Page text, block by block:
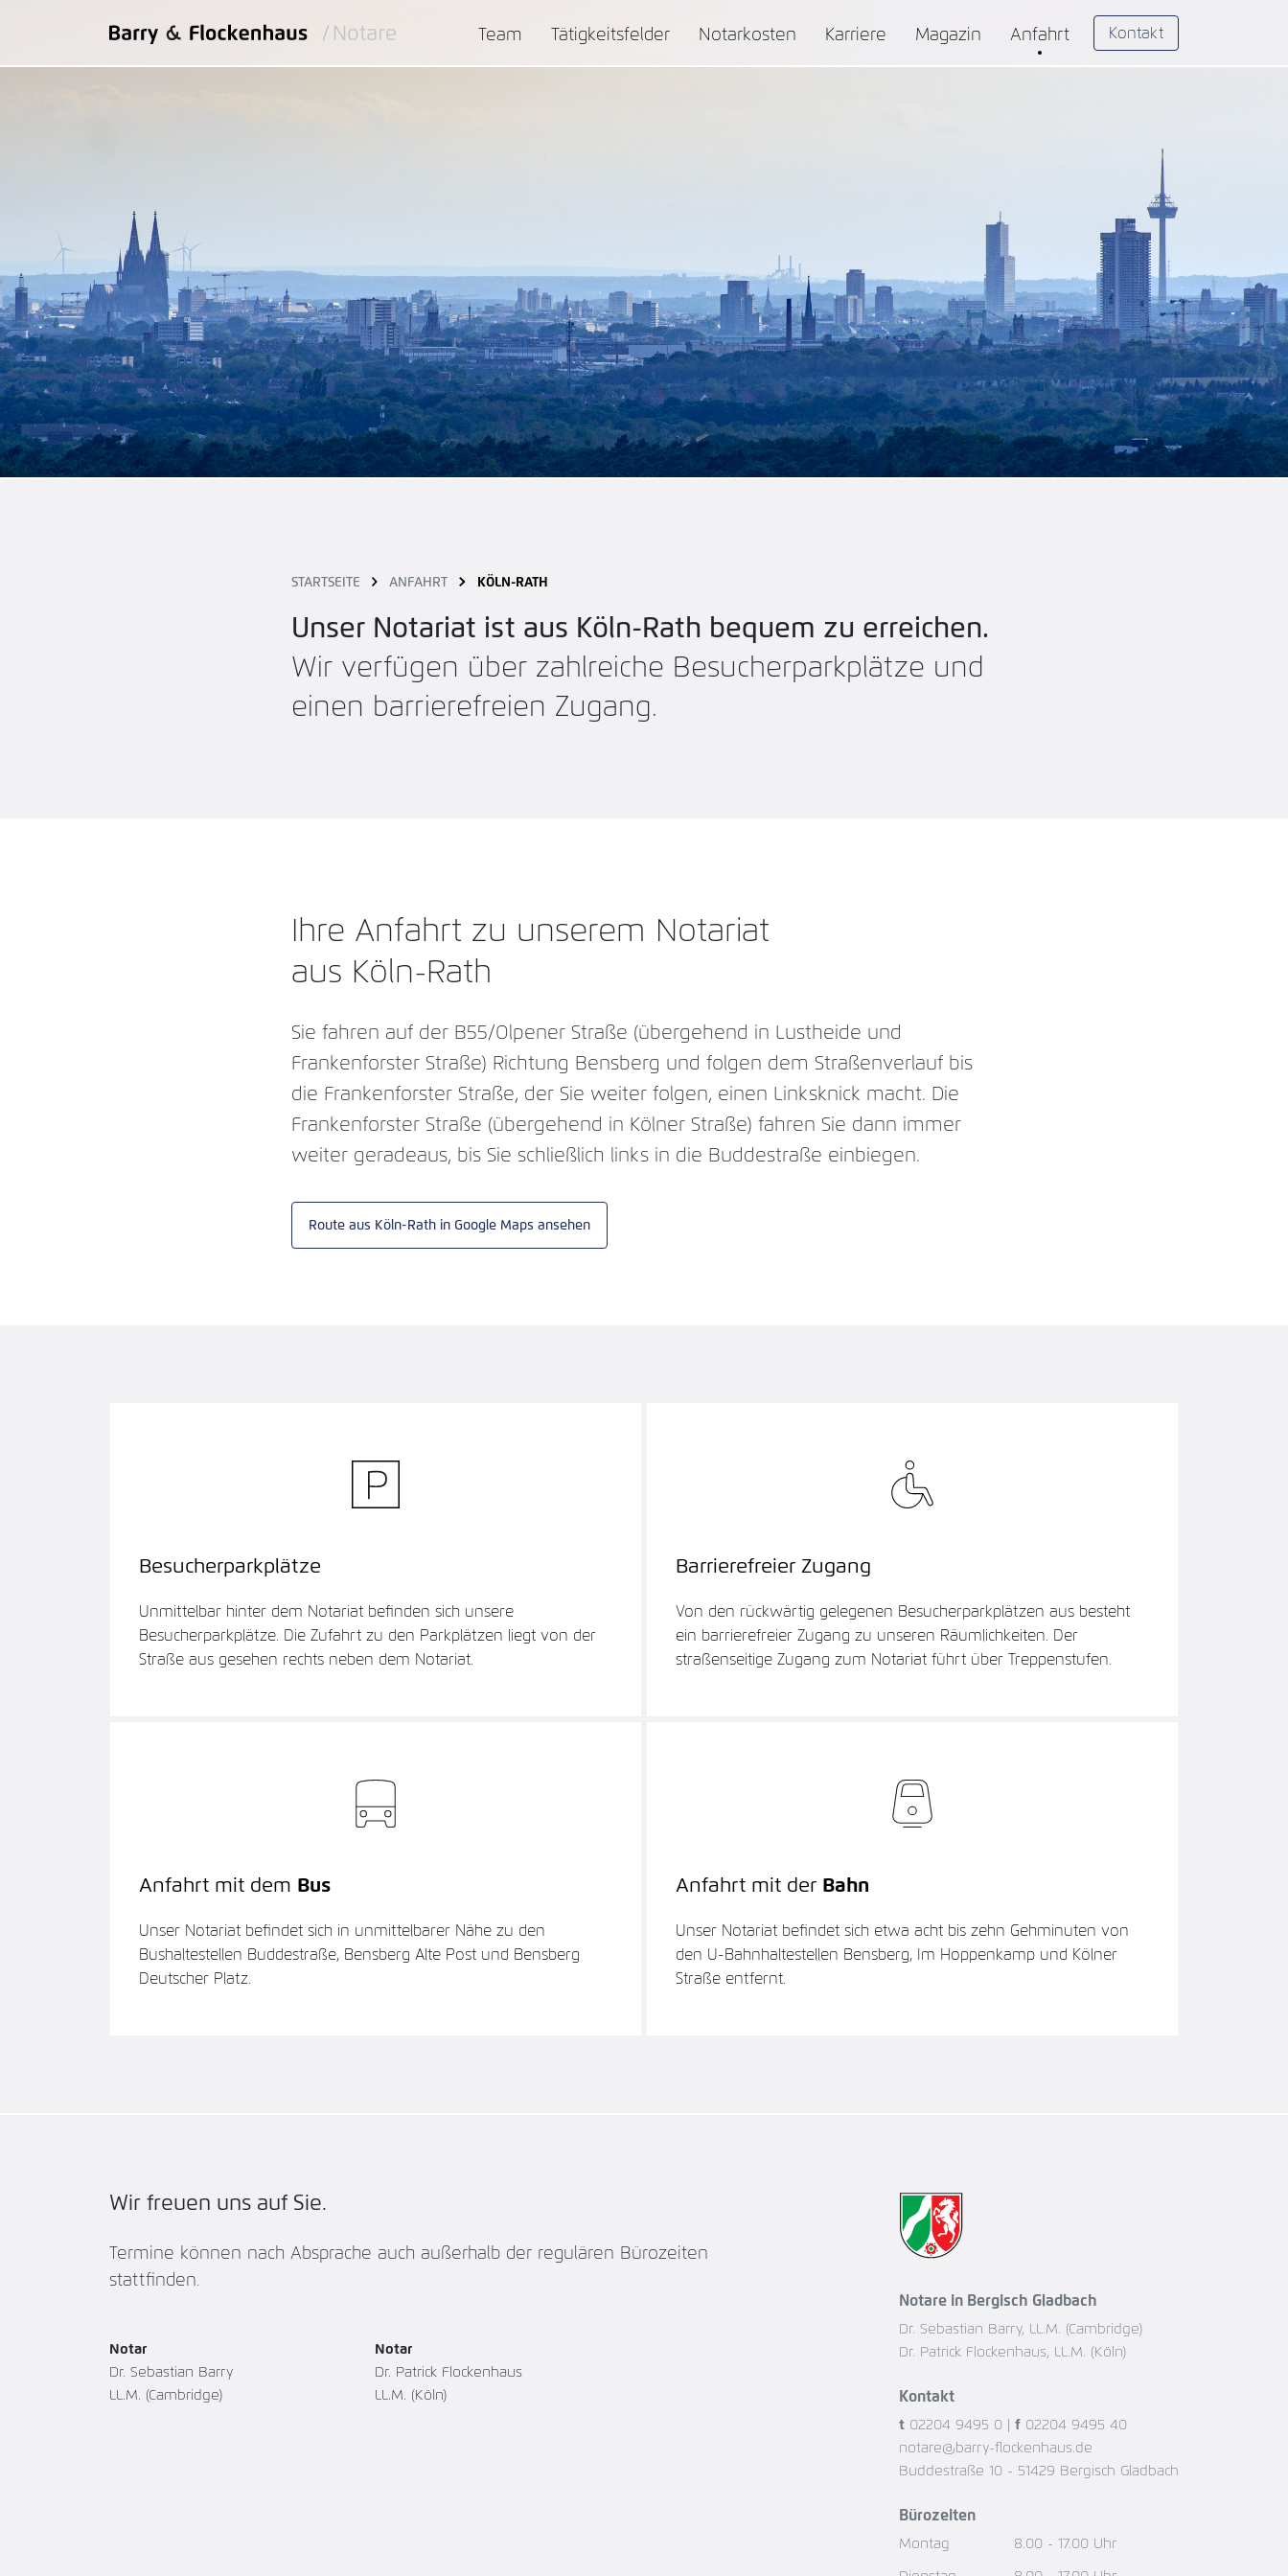
Team Tätigkeitsfelder Notarkosten Karriere Magazin Anfahrt Kontakt
STARTSEITE ANFAHRT KÖLN-RATH
Unser Notariat ist aus Köln-Rath bequem zu erreichen.
Wir verfügen über zahlreiche Besucherparkplätze und
einen barrierefreien Zugang.
Ihre Anfahrt zu unserem Notariat
aus Köln-Rath
Sie fahren auf der B55/Olpener Straße (übergehend in Lustheide und
Frankenforster Straße) Richtung Bensberg und folgen dem Straßenverlauf bis
die Frankenforster Straße, der Sie weiter folgen, einen Linksknick macht. Die
Frankenforster Straße (übergehend in Kölner Straße) fahren Sie dann immer
weiter geradeaus, bis Sie schließlich links in die Buddestraße einbiegen.
Route aus Köln-Rath in Google Maps ansehen
Besucherparkplätze
Unmittelbar hinter dem Notariat befinden sich unsere
Besucherparkplätze. Die Zufahrt zu den Parkplätzen liegt von der
Straße aus gesehen rechts neben dem Notariat.
Barrierefreier Zugang
Von den rückwärtig gelegenen Besucherparkplätzen aus besteht
ein barrierefreier Zugang zu unseren Räumlichkeiten. Der
straßenseitige Zugang zum Notariat führt über Treppenstufen.
Anfahrt mit dem Bus
Unser Notariat befindet sich in unmittelbarer Nähe zu den
Bushaltestellen Buddestraße, Bensberg Alte Post und Bensberg
Deutscher Platz.
Anfahrt mit der Bahn
Unser Notariat befindet sich etwa acht bis zehn Gehminuten von
den U-Bahnhaltestellen Bensberg, Im Hoppenkamp und Kölner
Straße entfernt.
Wir freuen uns auf Sie.
Termine können nach Absprache auch außerhalb der regulären Bürozeiten
stattfinden.
Notar
Dr. Sebastian Barry
LL.M. (Cambridge)
Notar
Dr. Patrick Flockenhaus
LL.M. (Köln)
Notare in Bergisch Gladbach
Dr. Sebastian Barry, LL.M. (Cambridge)
Dr. Patrick Flockenhaus, LL.M. (Köln)
Kontakt
t 02204 9495 0 f 02204 9495 40
notare@barry-flockenhaus.de
Buddestraße 10 - 51429 Bergisch Gladbach
Bürozeiten
Montag 8.00 - 17.00 Uhr